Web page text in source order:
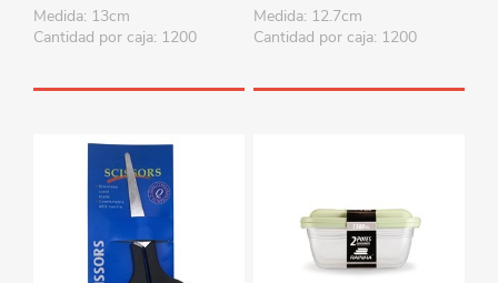
Medida: 13cm
Cantidad por caja: 1200
Medida: 12.7cm
Cantidad por caja: 1200